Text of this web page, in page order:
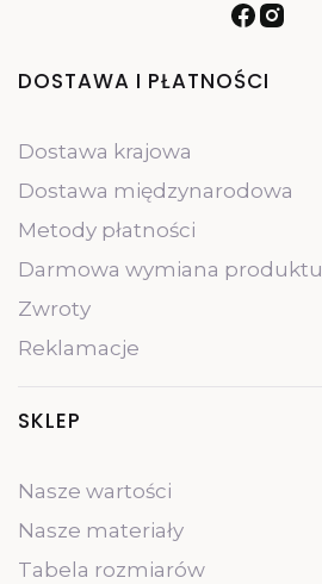
Linki w stopce
DOSTAWA I PŁATNOŚCI
Dostawa krajowa
Dostawa międzynarodowa
Metody płatności
Darmowa wymiana produktu
Zwroty
Reklamacje
SKLEP
Nasze wartości
Nasze materiały
Tabela rozmiarów